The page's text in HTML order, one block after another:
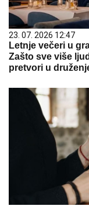
23. 07. 2026 12:47
Letnje večeri u
Zašto sve više
pretvori u